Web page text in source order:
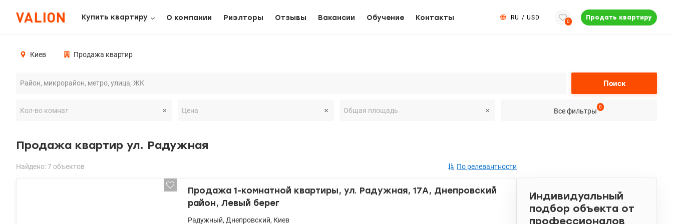
Купить квартиру О компании Риэлторы Отзывы Вакансии Обучение Контакты RU / USD
0
Продать квартиру
Киев Продажа квартир
Поиск
Все фильтры
0
Продажа квартир ул. Радужная
Найдено: 7 объектов По релевантности
Продажа 1-комнатной квартиры, ул. Радужная, 17А, Днепровский
район, Левый берег
Радужный, Днепровский, Киев
Индивидуальный
подбор объекта от
профессионалов